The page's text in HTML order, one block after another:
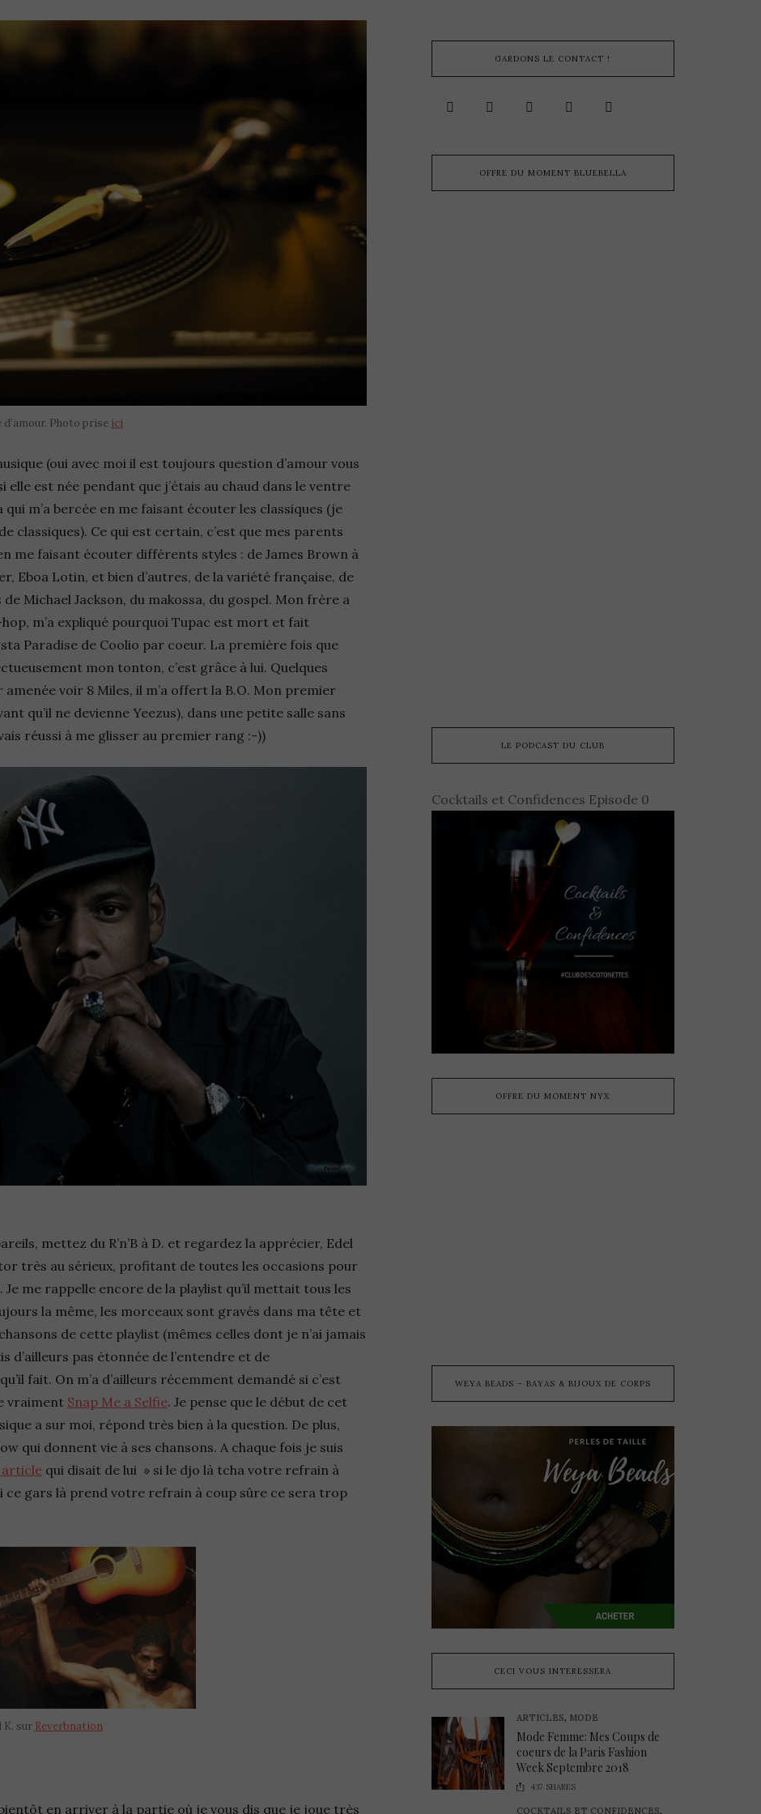
Photo prise ici
(oui avec moi il est toujours question d’amour vous
elle est née pendant que j’étais au chaud dans le ventre
qui m’a bercée en me faisant écouter les classiques (je
classiques). Ce qui est certain, c’est que mes parents
me faisant écouter différents styles : de James Brown à
Eboa Lotin, et bien d’autres, de la variété française, de
Michael Jackson, du makossa, du gospel. Mon frère a
m’a expliqué pourquoi Tupac est mort et fait
Paradise de Coolio par coeur. La première fois que
mon tonton, c’est grâce à lui. Quelques
amenée voir 8 Miles, il m’a offert la B.O. Mon premier
qu’il ne devienne Yeezus), dans une petite salle sans
réussi à me glisser au premier rang :-))
mettez du R’n’B à D. et regardez la apprécier, Edel
très au sérieux, profitant de toutes les occasions pour
me rappelle encore de la playlist qu’il mettait tous les
la même, les morceaux sont gravés dans ma tête et
de cette playlist (mêmes celles dont je n’ai jamais
d’ailleurs pas étonnée de l’entendre et de
fait. On m’a d’ailleurs récemment demandé si c’est
vraiment Snap Me a Selfie. Je pense que le début de cet
a sur moi, répond très bien à la question. De plus,
qui donnent vie à ses chansons. A chaque fois je suis
article qui disait de lui » si le djo là tcha votre refrain à
ce gars là prend votre refrain à coup sûre ce sera trop
K. sur Reverbnation
en arriver à la partie où je vous dis que je joue très
GARDONS LE CONTACT !
OFFRE DU MOMENT BLUEBELLA
LE PODCAST DU CLUB
Cocktails et Confidences Episode 0
OFFRE DU MOMENT NYX
WEYA BEADS – BAYAS & BIJOUX DE CORPS
CECI VOUS INTERESSERA
ARTICLES, MODE
Mode Femme: Mes Coups de
coeurs de la Paris Fashion
Week Septembre 2018
437 SHARES
COCKTAILS ET CONFIDENCES,